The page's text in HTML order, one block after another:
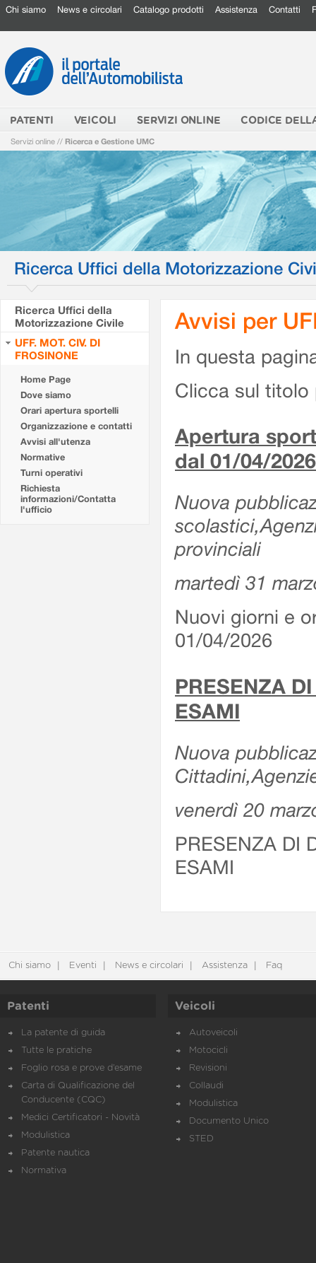
Chi siamo News e circolari Catalogo prodotti Assistenza Contatti
PATENTI VEICOLI SERVIZI ONLINE CODICE
Servizi online // Ricerca e Gestione UMC
Ricerca Uffici della Motorizzazione
Ricerca Uffici della
Motorizzazione Civile
UFF. MOT. CIV. DI
FROSINONE
Home Page
Dove siamo
Orari apertura sportelli
Organizzazione e contatti
Avvisi all'utenza
Normative
Turni operativi
Richiesta
informazioni/Contatta
l'ufficio
Avvisi per
In questa
Clicca sul titolo
Apertura
dal 01/04/2026
Nuova
provinciali
martedì 31
Nuovi giorni e
01/04/2026
PRESENZA
ESAMI
Nuova
venerdì 20
PRESENZA DI
ESAMI
Chi siamo Eventi News e circolari Assistenza Faq
Patenti
La patente di guida
Tutte le pratiche
Foglio rosa e prove d’esame
Carta di Qualificazione del
Conducente (CQC)
Medici Certificatori - Novità
Modulistica
Patente nautica
Normativa
Veicoli
Autoveicoli
Motocicli
Revisioni
Collaudi
Modulistica
Documento Unico
STED